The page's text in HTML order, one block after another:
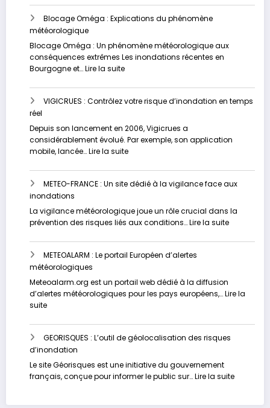
Kazakhstan
d’avril
:
La
Bourgogne
en
alerte
Blocage Oméga : Explications du phénomène
météorologique
Blocage Oméga : Un phénomène météorologique aux
conséquences extrêmes Les inondations récentes en
Bourgogne et…Lire la suite:
Oméga
:
du
phénomène
météorologique
VIGICRUES : Contrôlez votre risque d’inondation en temps
réel
Depuis son lancement en 2006, Vigicrues a
considérablement évolué. Par exemple, son application
mobile, lancée…Lire la suite:
:
Contrôlez
risque
d’inondation
temps
réel
METEO-FRANCE : Un site dédié à la vigilance face aux
inondations
La vigilance météorologique joue un rôle crucial dans la
prévention des risques liés aux conditions…Lire la suite:
FRANCE
dédié
vigilance
face
METEOALARM : Le portail Européen d’alertes
météorologiques
Meteoalarm.org est un portail web dédié à la diffusion
d’alertes météorologiques pour les pays européens,…Lire la
suite:
:
Le
portail
Européen
d’alertes
GEORISQUES : L’outil de géolocalisation des risques
d’inondation
Le site Géorisques est une initiative du gouvernement
français, conçue pour informer le public sur…Lire la suite: